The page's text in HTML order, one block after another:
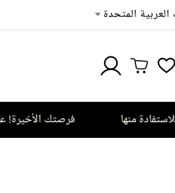
العربية المتحدة
منها فرصتك الأخيرة!